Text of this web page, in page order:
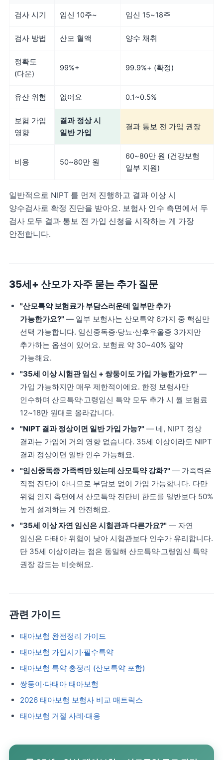
검사 시기 임신 10주~ 임신 15~18주
검사 방법 산모 혈액 양수 채취
정확도
(다운)
99%+ 99.9%+ (확정)
유산 위험 없어요 0.1~0.5%
보험 가입
영향
결과 정상 시
일반 가입
결과 통보 전 가입 권장
비용 50~80만 원
60~80만 원 (건강보험
일부 지원)
일반적으로 NIPT 를 먼저 진행하고 결과 이상 시
양수검사로 확정 진단을 받아요. 보험사 인수 측면에서 두
검사 모두 결과 통보 전 가입 신청을 시작하는 게 가장
안전합니다.
35세+ 산모가 자주 묻는 추가 질문
"산모특약 보험료가 부담스러운데 일부만 추가
가능한가요?" — 일부 보험사는 산모특약 6가지 중 핵심만
선택 가능합니다. 임신중독증·당뇨·산후우울증 3가지만
추가하는 옵션이 있어요. 보험료 약 30~40% 절약
가능해요.
"35세 이상 시험관 임신 + 쌍둥이도 가입 가능한가요?" —
가입 가능하지만 매우 제한적이에요. 한정 보험사만
인수하며 산모특약·고령임신 특약 모두 추가 시 월 보험료
12~18만 원대로 올라갑니다.
"NIPT 결과 정상이면 일반 가입 가능?" — 네, NIPT 정상
결과는 가입에 거의 영향 없습니다. 35세 이상이라도 NIPT
결과 정상이면 일반 인수 가능해요.
"임신중독증 가족력만 있는데 산모특약 강화?" — 가족력은
직접 진단이 아니므로 부담보 없이 가입 가능합니다. 다만
위험 인지 측면에서 산모특약 진단비 한도를 일반보다 50%
높게 설계하는 게 안전해요.
"35세 이상 자연 임신은 시험관과 다른가요?" — 자연
임신은 다태아 위험이 낮아 시험관보다 인수가 유리합니다.
단 35세 이상이라는 점은 동일해 산모특약·고령임신 특약
권장 강도는 비슷해요.
관련 가이드
태아보험 완전정리 가이드
태아보험 가입시기·필수특약
태아보험 특약 총정리 (산모특약 포함)
쌍둥이·다태아 태아보험
2026 태아보험 보험사 비교 매트릭스
태아보험 거절 사례·대응